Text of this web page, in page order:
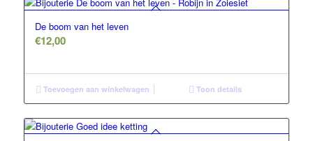
De boom van het leven
€12,00
Toevoegen aan winkelwagen Toon details